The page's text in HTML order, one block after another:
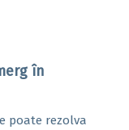
în
poate rezolva